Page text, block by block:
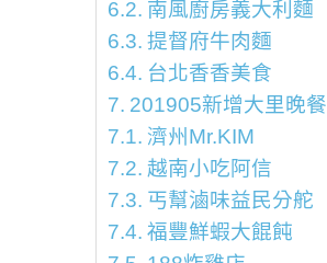
南風廚房義大利麵
提督府牛肉麵
台北香香美食
201905新增大里晚餐
濟州Mr.KIM
越南小吃阿信
丐幫滷味益民分舵
福豐鮮蝦大餛飩